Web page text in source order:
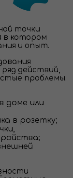
точки
в котором
и опыт.
действий,
проблемы.
доме или
в розетку;